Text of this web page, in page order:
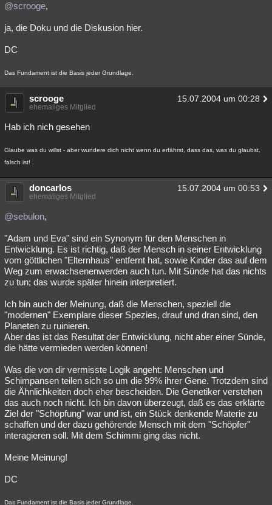
@scrooge,
ja, die Doku und die Diskusion hier.
DC
Das Fundament ist die Basis jeder Grundlage.
scrooge 15.07.2004 um 00:28
ehemaliges Mitglied
Hab ich nich gesehen
Glaube was du willst - aber wundere dich nicht wenn du erfährst, dass das, was du glaubst,
falsch ist!
doncarlos 15.07.2004 um 00:53
ehemaliges Mitglied
@sebulon,
"Adam und Eva" sind ein Synonym für den Menschen in
Entwicklung. Es ist richtig, daß der Mensch in seiner Entwicklung
vom göttlichen "Elternhaus" entfernt hat, sowie Kinder das auf dem
Weg zum erwachsenenwerden auch tun. Mit Sünde hat das nichts
zu tun; das wurde später hinein interpretiert.
Ich bin auch der Meinung, daß die Menschen, speziell die
"modernen" Exemplare dieser Spezies, drauf und dran sind, den
Planeten zu ruinieren.
Aber das ist das Resultat der Entwicklung, nicht aber einer Sünde,
die hätte vermieden werden können!
Was die von dir vermisste Logik angeht: Menschen und
Schimpansen teilen sich so um die 99% ihrer Gene. Trotzdem sind
die Ähnlichkeiten doch eher bescheiden. Die Genetiker verstehen
das auch noch nicht. Ich bin davon überzeugt, daß es das erklärte
Ziel der "Schöpfung" war und ist, ein Stück denkende Materie zu
schaffen und der dazu gehörende Mensch mit dem "Schöpfer"
interagieren soll. Mit dem Schimmi ging das nicht.
Meine Meinung!
DC
Das Fundament ist die Basis jeder Grundlage.